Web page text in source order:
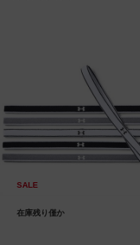
SALE
在庫残り僅か